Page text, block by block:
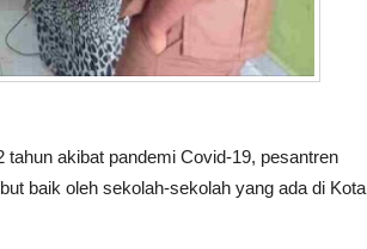
akibat pandemi Covid-19, pesantren
baik oleh sekolah-sekolah yang ada di Kota